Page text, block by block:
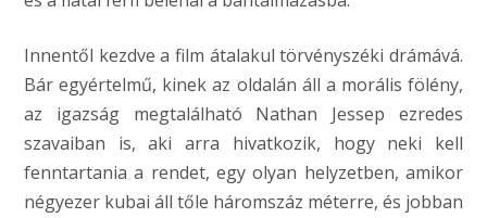
Innentől kezdve a film átalakul törvényszéki drámává.
Bár egyértelmű, kinek az oldalán áll a morális fölény,
az igazság megtalálható Nathan Jessep ezredes
szavaiban is, aki arra hivatkozik, hogy neki kell
fenntartania a rendet, egy olyan helyzetben, amikor
négyezer kubai áll tőle háromszáz méterre, és jobban